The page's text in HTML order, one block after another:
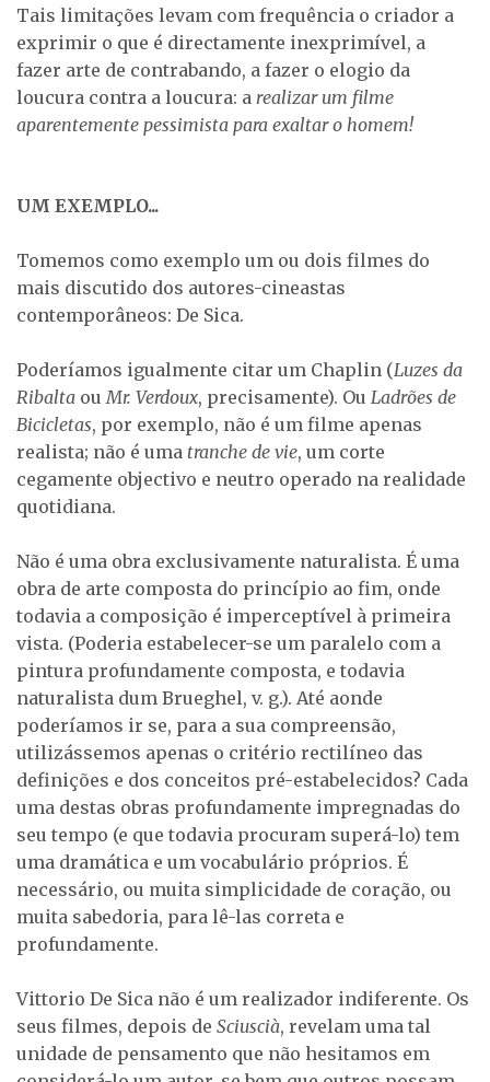
Tais limitações levam com frequência o criador a
exprimir o que é directamente inexprimível, a
fazer arte de contrabando, a fazer o elogio da
loucura contra a loucura: a realizar um filme
aparentemente pessimista para exaltar o homem!
UM EXEMPLO...
Tomemos como exemplo um ou dois filmes do
mais discutido dos autores-cineastas
contemporâneos: De Sica.
Poderíamos igualmente citar um Chaplin (Luzes da
Ribalta ouMr. Verdoux, precisamente). Ou Ladrões de
Bicicletas, por exemplo, não é um filme apenas
realista; não é uma tranche de vie, um corte
cegamente objectivo e neutro operado na realidade
quotidiana.
Não é uma obra exclusivamente naturalista. É uma
obra de arte composta do princípio ao fim, onde
todavia a composição é imperceptível à primeira
vista. (Poderia estabelecer-se um paralelo com a
pintura profundamente composta, e todavia
naturalista dum Brueghel, v. g.). Até aonde
poderíamos ir se, para a sua compreensão,
utilizássemos apenas o critério rectilíneo das
definições e dos conceitos pré-estabelecidos? Cada
uma destas obras profundamente impregnadas do
seu tempo (e que todavia procuram superá-lo) tem
uma dramática e um vocabulário próprios. É
necessário, ou muita simplicidade de coração, ou
muita sabedoria, para lê-las correta e
profundamente.
Vittorio De Sica não é um realizador indiferente. Os
seus filmes, depois de Sciuscià, revelam uma tal
unidade de pensamento que não hesitamos em